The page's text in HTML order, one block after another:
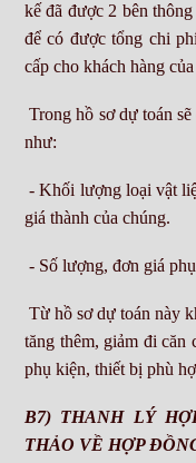
kế đã được 2 bên
để có được tổng chi
cấp cho khách hàng
Trong hồ sơ dự toán
như:
- Khối lượng loại vật
giá thành của chúng.
- Số lượng, đơn giá
Từ hồ sơ dự toán này
tăng thêm, giảm đi
phụ kiện, thiết bị phù
B7) THANH LÝ
THẢO VỀ HỢP